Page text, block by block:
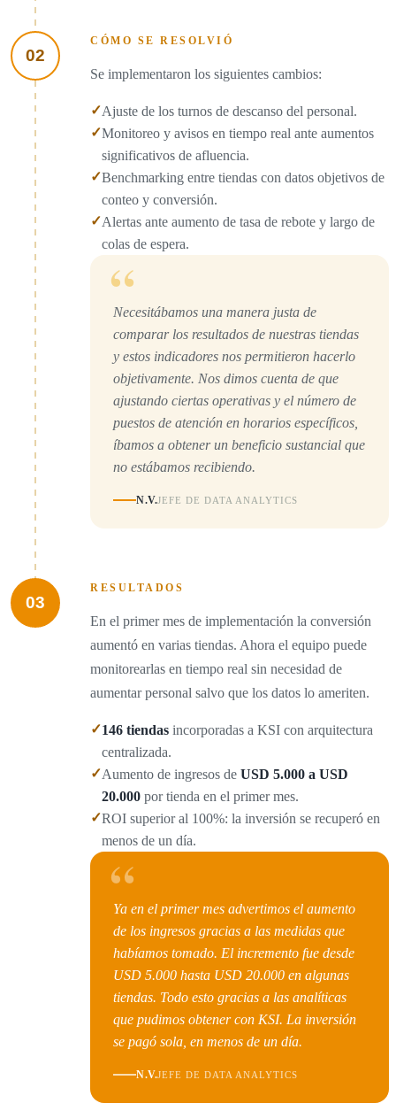
02
CÓMO SE RESOLVIÓ
Se implementaron los siguientes cambios:
✓Ajuste de los turnos de descanso del personal.
✓Monitoreo y avisos en tiempo real ante aumentos
significativos de afluencia.
✓Benchmarking entre tiendas con datos objetivos de
conteo y conversión.
✓Alertas ante aumento de tasa de rebote y largo de
colas de espera.
“
Necesitábamos una manera justa de
comparar los resultados de nuestras tiendas
y estos indicadores nos permitieron hacerlo
objetivamente. Nos dimos cuenta de que
ajustando ciertas operativas y el número de
puestos de atención en horarios específicos,
íbamos a obtener un beneficio sustancial que
no estábamos recibiendo.
N.V.JEFE DE DATA ANALYTICS
03
RESULTADOS
En el primer mes de implementación la conversión
aumentó en varias tiendas. Ahora el equipo puede
monitorearlas en tiempo real sin necesidad de
aumentar personal salvo que los datos lo ameriten.
✓146 tiendas incorporadas a KSI con arquitectura
centralizada.
✓Aumento de ingresos de USD 5.000 a USD
20.000 por tienda en el primer mes.
✓ROI superior al 100%: la inversión se recuperó en
menos de un día.
“
Ya en el primer mes advertimos el aumento
de los ingresos gracias a las medidas que
habíamos tomado. El incremento fue desde
USD 5.000 hasta USD 20.000 en algunas
tiendas. Todo esto gracias a las analíticas
que pudimos obtener con KSI. La inversión
se pagó sola, en menos de un día.
N.V.JEFE DE DATA ANALYTICS